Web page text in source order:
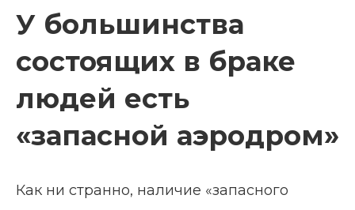
У большинства
состоящих в браке
людей есть
«запасной аэродром»
Как ни странно, наличие «запасного